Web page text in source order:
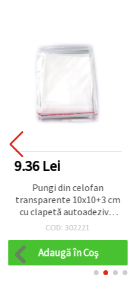
9.36 Lei
Pungi din celofan
transparente 10x10+3 cm
cu clapetă autoadezivă,
grosime 30 microni,
COD: 302221
Adaugă în Coş